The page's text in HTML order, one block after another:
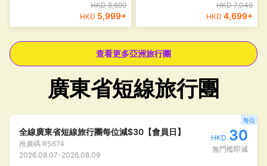
園任食多款名貴榴槤+新派肉
HKD 8,699
HKD 5,999+
HKD 7,049
HKD 4,699+
查看更多亞洲旅行團
廣東省短線旅行團
全線廣東省短線旅行團每位減$30【會員日】
推廣碼 RS674
2026.08.07-2026.08.09
HKD 30
無門檻即減
每位